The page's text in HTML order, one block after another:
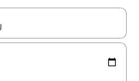
môžete si ich prechádzať